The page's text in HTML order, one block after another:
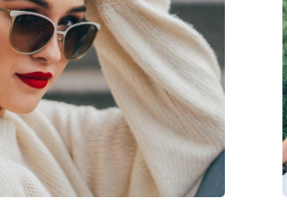
Uomo
Occhiali da sole
Emporio Armani
Moda
EA 4188U 50013R 62